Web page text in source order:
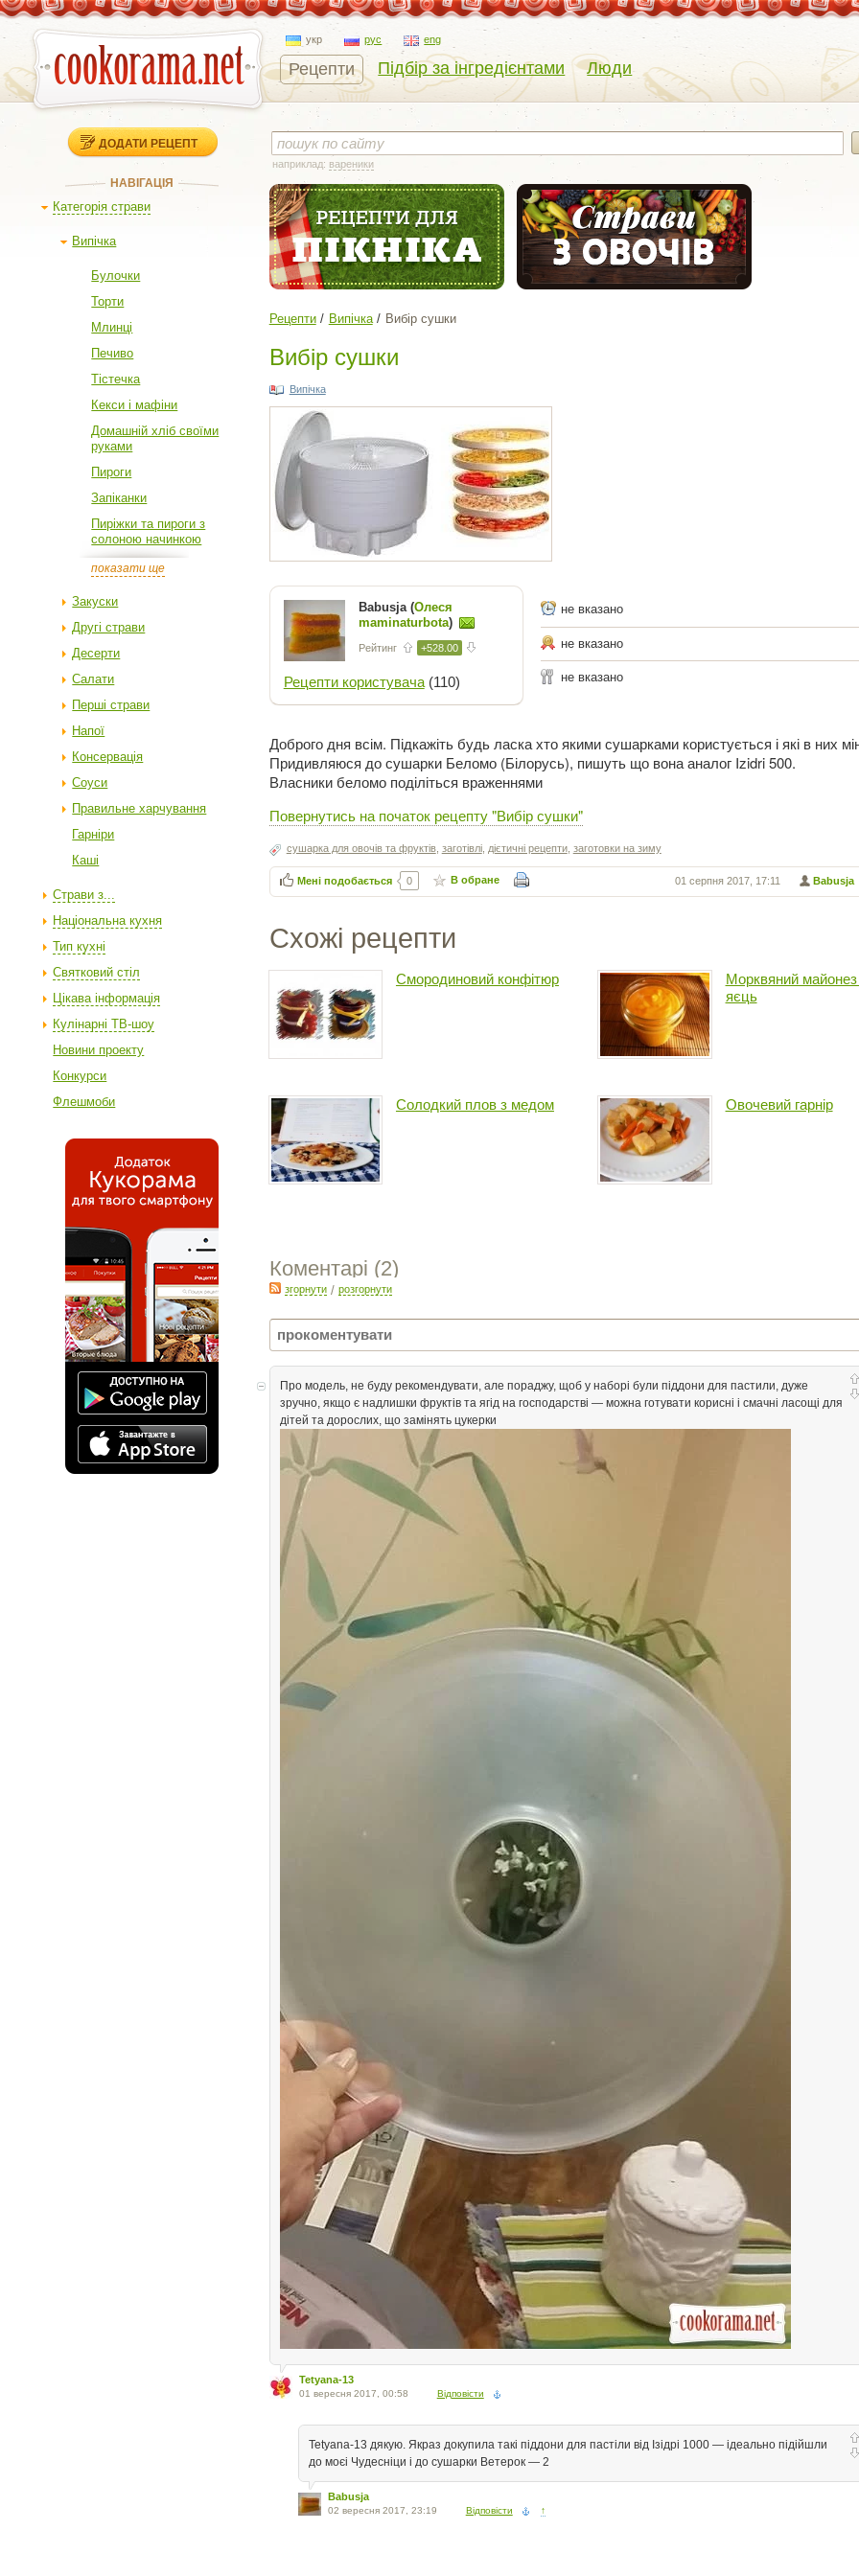
укр рус eng
Рецепти Підбір за інгредієнтами Люди
ДОДАТИ РЕЦЕПТ
НАВІГАЦІЯ
Категорія страви
Випічка
Булочки
Торти
Млинці
Печиво
Тістечка
Кекси і мафіни
Домашній хліб своїми
руками
Пироги
Запіканки
Пиріжки та пироги з
солоною начинкою
показати ще
Закуски
Другі страви
Десерти
Салати
Перші страви
Напої
Консервація
Соуси
Правильне харчування
Гарніри
Каші
Страви з...
Національна кухня
Тип кухні
Святковий стіл
Цікава інформація
Кулінарні ТВ-шоу
Новини проекту
Конкурси
Флешмоби
наприклад: вареники
Рецепти Випічка Вибір сушки
Вибір сушки
Випічка
Babusja (Олеся
maminaturbota)
Рейтинг +528.00
Рецепти користувача(110)
не вказано
не вказано
не вказано
Доброго дня всім. Підкажіть будь ласка хто якими сушарками користується і які в них
Придивляюся до сушарки Беломо (Білорусь), пишуть що вона аналог Izidri 500.
Власники беломо поділіться враженнями
Повернутись на початок рецепту "Вибір сушки"
сушарка для овочів та фруктів, заготівлі, дієтичні рецепти, заготовки на зиму
Babusja
01 серпня 2017, 17:11
Мені подобається 0 В обране
Схожі рецепти
Смородиновий конфітюр
Морквяний
яєць
Солодкий плов з медом Овочевий гарнір
Коментарі (2)
згорнути/ розгорнути
Про модель, не буду рекомендувати, але пораджу, щоб у наборі були піддони для пастили, дуже
зручно, якщо є надлишки фруктів та ягід на господарстві — можна готувати корисні і смачні ласощі для
дітей та дорослих, що замінять цукерки
Tetyana-13
01 вересня 2017, 00:58 Відповісти
Tetyana-13 дякую. Якраз докупила такі піддони для пастіли від Ізідрі 1000 — ідеально підійшли
до моєі Чудесніци і до сушарки Ветерок — 2
Babusja
02 вересня 2017, 23:19 Відповісти ↑